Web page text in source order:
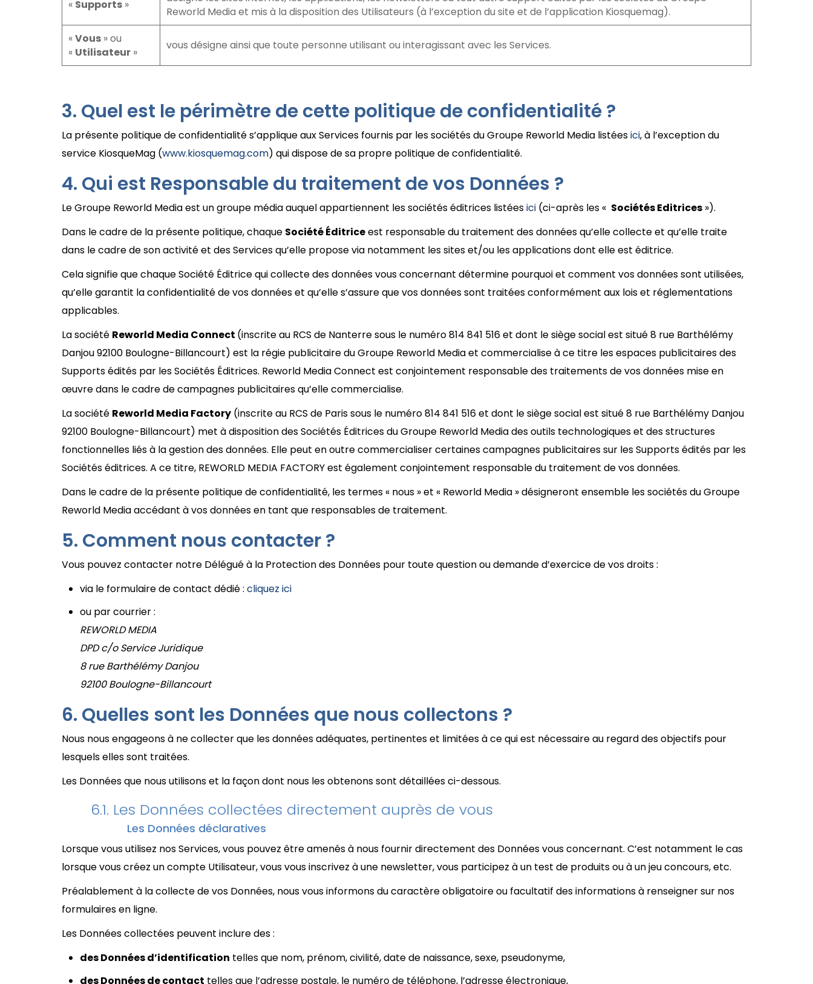
« Supports »
Reworld Media et mis à la disposition des Utilisateurs (à l’exception du site et de l’application Kiosquemag).
«Vous » ou
« Utilisateur »
vous désigne ainsi que toute personne utilisant ou interagissant avec les Services.
Quel est le périmètre de cette politique de confidentialité ?
La présente politique de confidentialité s’applique aux Services fournis par les sociétés du Groupe Reworld Media listéesici, à l’exception du
service KiosqueMag (www.kiosquemag.com) qui dispose de sa propre politique de confidentialité.
Qui est Responsable du traitement de vos Données ?
Le Groupe Reworld Media est un groupe média auquel appartiennent les sociétés éditrices listéesici (ci-après les « Sociétés Editrices »).
Dans le cadre de la présente politique, chaque Société Éditriceest responsable du traitement des données qu’elle collecte et qu’elle traite
dans le cadre de son activité et des Services qu’elle propose via notamment les sites et/ou les applications dont elle est éditrice.
Cela signifie que chaque Société Éditrice qui collecte des données vous concernant détermine pourquoi et comment vos données sont utilisées,
qu’elle garantit la confidentialité de vos données et qu’elle s’assure que vos données sont traitées conformément aux lois et réglementations
applicables.
La société Reworld Media Connect (inscrite au RCS de Nanterre sous le numéro 814 841 516 et dont le siège social est situé 8 rue Barthélémy
Danjou 92100 Boulogne-Billancourt) est la régie publicitaire du Groupe Reworld Media et commercialise à ce titre les espaces publicitaires des
Supports édités par les Sociétés Éditrices. Reworld Media Connect est conjointement responsable des traitements de vos données mise en
œuvre dans le cadre de campagnes publicitaires qu’elle commercialise.
La société Reworld Media Factory (inscrite au RCS de Paris sous le numéro 814 841 516 et dont le siège social est situé 8 rue Barthélémy Danjou
92100 Boulogne-Billancourt) met à disposition des Sociétés Éditrices du Groupe Reworld Media des outils technologiques et des structures
fonctionnelles liés à la gestion des données. Elle peut en outre commercialiser certaines campagnes publicitaires sur les Supports édités par les
Sociétés éditrices. A ce titre, REWORLD MEDIA FACTORY est également conjointement responsable du traitement de vos données.
Dans le cadre de la présente politique de confidentialité, les termes « nous » et « Reworld Media » désigneront ensemble les sociétés du Groupe
Reworld Media accédant à vos données en tant que responsables de traitement.
Comment nous contacter ?
Vous pouvez contacter notre Délégué à la Protection des Données pour toute question ou demande d’exercice de vos droits :
via le formulaire de contact dédié : cliquez ici
ou par courrier :
REWORLD MEDIA
DPD c/o Service Juridique
8 rue Barthélémy Danjou
92100 Boulogne-Billancourt
Quelles sont les Données que nous collectons ?
Nous nous engageons à ne collecter que les données adéquates, pertinentes et limitées à ce qui est nécessaire au regard des objectifs pour
lesquels elles sont traitées.
Les Données que nous utilisons et la façon dont nous les obtenons sont détaillées ci-dessous.
Les Données collectées directement auprès de vous
Les Données déclaratives
Lorsque vous utilisez nos Services, vous pouvez être amenés à nous fournir directement des Données vous concernant. C’est notamment le cas
lorsque vous créez un compte Utilisateur, vous vous inscrivez à une newsletter, vous participez à un test de produits ou à un jeu concours, etc.
Préalablement à la collecte de vos Données, nous vous informons du caractère obligatoire ou facultatif des informations à renseigner sur nos
formulaires en ligne.
Les Données collectées peuvent inclure des :
des Données d’identification telles que nom, prénom, civilité, date de naissance, sexe, pseudonyme,
des Données de contact telles que l’adresse postale, le numéro de téléphone, l’adresse électronique,